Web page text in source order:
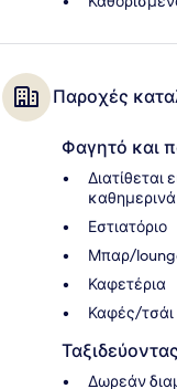
Παροχές
Φαγητό και
Εστιατόριο
Μπαρ/
Καφετέρια
Καφές/τσάι
Δωρεάν